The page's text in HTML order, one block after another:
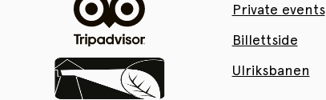
Private events
Billettside
Ulriksbanen